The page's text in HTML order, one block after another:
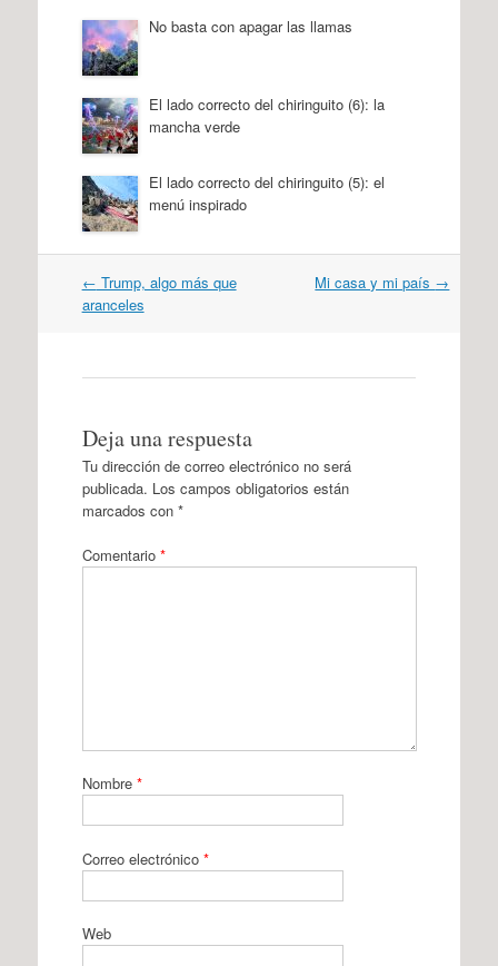
No basta con apagar las llamas
El lado correcto del chiringuito (6): la
mancha verde
El lado correcto del chiringuito (5): el
menú inspirado
Navegación
por
← Trump, algo más que
aranceles
Mi casa y mi país →
Deja una respuesta
Tu dirección de correo electrónico no será
publicada. Los campos obligatorios están
marcados con *
Comentario *
Nombre *
Correo electrónico *
Web